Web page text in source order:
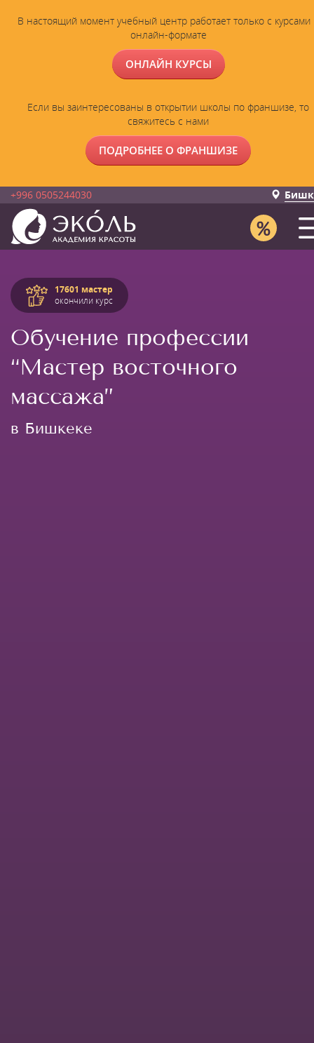
В настоящий момент учебный центр работает только с курсами
онлайн-формате
ОНЛАЙН КУРСЫ
Если вы заинтересованы в открытии школы по франшизе, то
свяжитесь с нами
ПОДРОБНЕЕ О ФРАНШИЗЕ
+996 0505244030
17601 мастер
окончили курс
Обучение профессии
“Мастер восточного
массажа”
в Бишкеке